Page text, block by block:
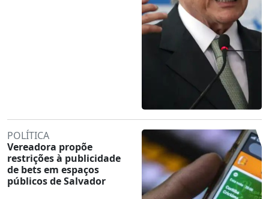
POLÍTICA
Vereadora propõe
restrições à publicidade
de bets em espaços
públicos de Salvador